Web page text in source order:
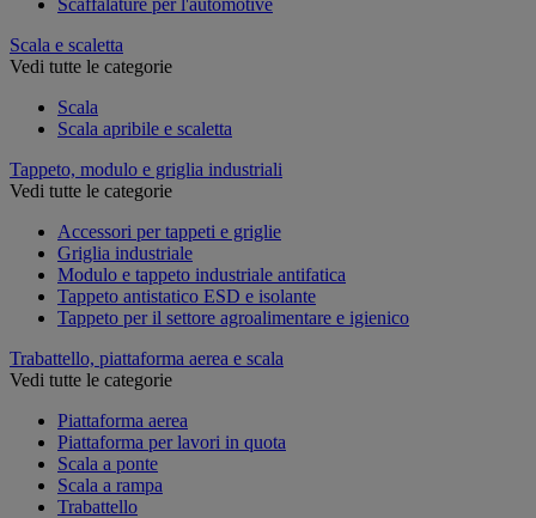
Scala e scaletta
Vedi tutte le categorie
Scala
Scala apribile e scaletta
Tappeto, modulo e griglia industriali
Vedi tutte le categorie
Accessori per tappeti e griglie
Griglia industriale
Modulo e tappeto industriale antifatica
Tappeto antistatico ESD e isolante
Tappeto per il settore agroalimentare e igienico
Trabattello, piattaforma aerea e scala
Vedi tutte le categorie
Piattaforma aerea
Piattaforma per lavori in quota
Scala a ponte
Scala a rampa
Trabattello